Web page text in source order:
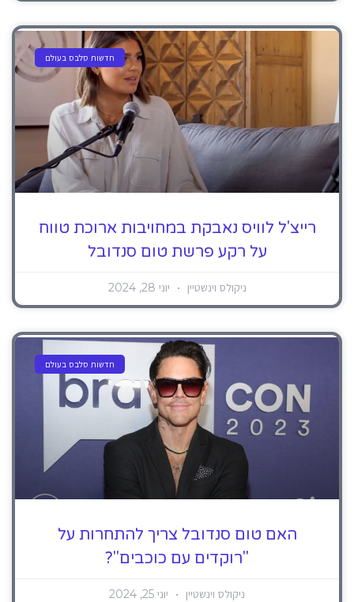
חדשות סלבס בעולם
רייצ'ל לוויס נאבקת במחויבות ארוכת טווח
על רקע פרשת טום סנדובל
ניקולס וינשטיין יוני 28, 2024
חדשות סלבס בעולם
האם טום סנדובל צריך להתחרות על
"רוקדים עם כוכבים"?
ניקולס וינשטיין יוני 25, 2024